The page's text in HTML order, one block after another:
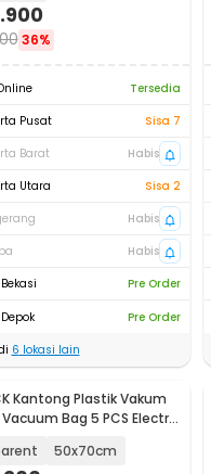
36%
Tersedia
Pusat
Sisa 7
Barat
Habis
Utara
Sisa 2
Habis
Habis
Pre Order
Pre Order
6 lokasi lain
Kantong Plastik Vakum
Bag 5 PCS Electric
50x70cm